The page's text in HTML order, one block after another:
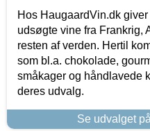
Hos HaugaardVin.dk
udsøgte vine fra Frankrig,
resten af verden. Hertil
som bl.a. chokolade,
småkager og håndlavede
deres udvalg.
Se udvalget